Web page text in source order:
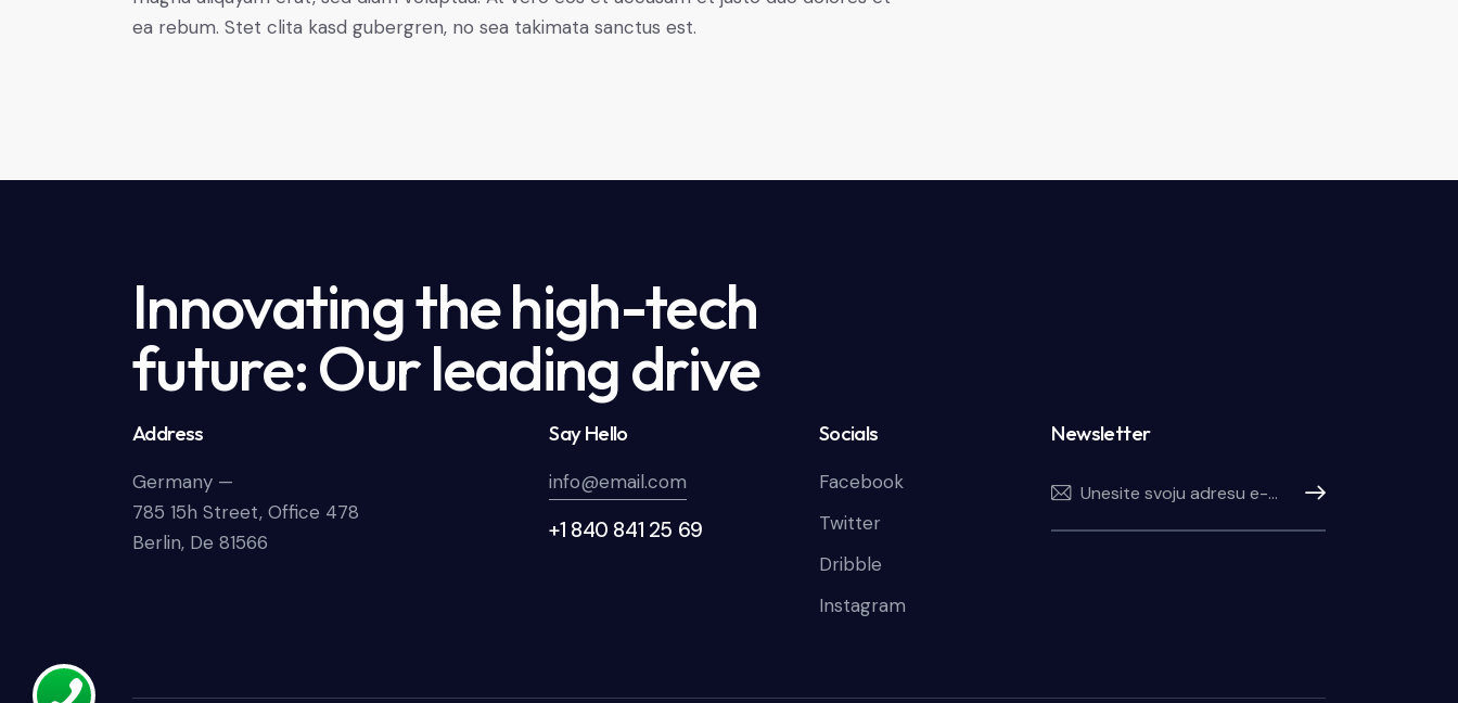
ea rebum. Stet clita kasd gubergren, no sea takimata sanctus est.
Innovating the high-tech
future: Our leading drive
Address
Germany —
785 15h Street, Office 478
Berlin, De 81566
Say Hello
info@email.com
+1 840 841 25 69
Socials
Facebook
Twitter
Dribble
Instagram
Newsletter
Pretplatite se